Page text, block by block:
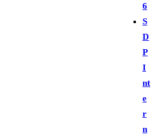
6
S
D
P
I
nt
e
r
n